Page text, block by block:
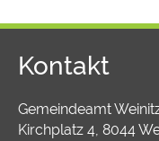
Kontakt
Gemeindeamt
Kirchplatz 4, 8044